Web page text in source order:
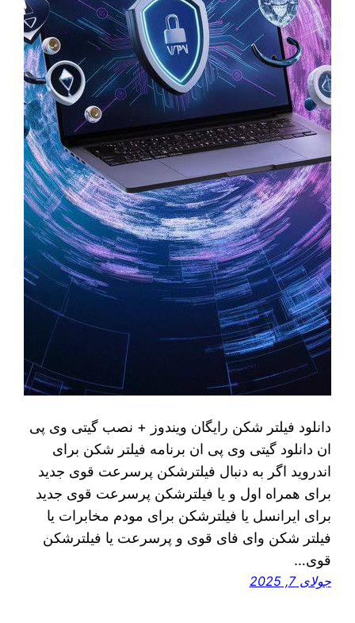
دانلود فیلتر شکن رایگان ویندوز + نصب گیتی وی پی
ان دانلود گیتی وی پی ان برنامه فیلتر شکن برای
اندروید اگر به دنبال فیلترشکن پرسرعت قوی جدید
برای همراه اول و یا فیلترشکن پرسرعت قوی جدید
برای ایرانسل یا فیلترشکن برای مودم مخابرات یا
فیلتر شکن وای فای قوی و پرسرعت یا فیلترشکن
قوی…
جولای 7, 2025